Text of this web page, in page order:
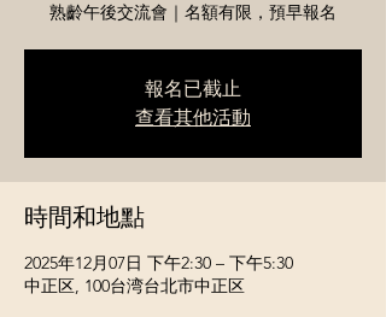
熟齡午後交流會｜名額有限，預早報名
報名已截止
查看其他活動
時間和地點
2025年12月07日 下午2:30 – 下午5:30
中正区, 100台湾台北市中正区